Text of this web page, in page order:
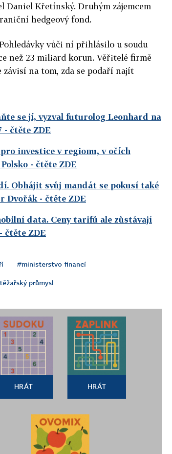
Křetínský. Druhým zájemcem
hedgeový fond.
vůči ní přihlásilo u soudu
než 23 miliard korun. Věřitelé firmě
na tom, zda se podaří najít
se jí, vyzval futurolog Leonhard na
- čtěte ZDE
investice v regionu, v očích
- čtěte ZDE
Obhájit svůj mandát se pokusí také
Dvořák - čtěte ZDE
data. Ceny tarifů ale zůstávají
- čtěte ZDE
#ministerstvo financí
průmysl
HRÁT HRÁT